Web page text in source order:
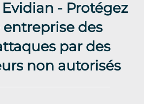
- Protégez
des
par des
non autorisés